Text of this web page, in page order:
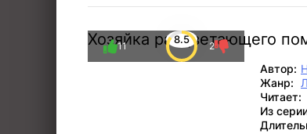
Хозяйка расцветающего
8.5
11 2
Автор:
Жанр:
Читает:
Из